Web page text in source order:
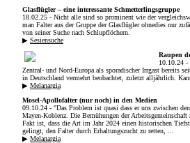
Glasflügler – eine interessante Schmetterlingsgruppe
18.02.25 - Nicht alle sind so prominent wie der
man Falter aus der Gruppe der Glasflügler ohnedies nur
von seiner Suche nach Schlupflöchern.
▶ Sesiensuche
Raupen
10.10.24 -
Zentral- und Nord-Europa als sporadischer Irrgast bereits
in Deutschland vermehrt beobachtet, zuletzt alljährlich.
▶ Melanargia
Mosel-Apollofalter (nur noch) in den Medien
09.10.24 - "Das Problem ist quasi dass er uns zwischen
Mayen-Koblenz. Die Bemühungen der
Fakt ist, dass die Art im Jahr 2024 einen historischen
gelingt, den Falter durch Erhaltungszucht zu retten, ...
▶ Melanargia